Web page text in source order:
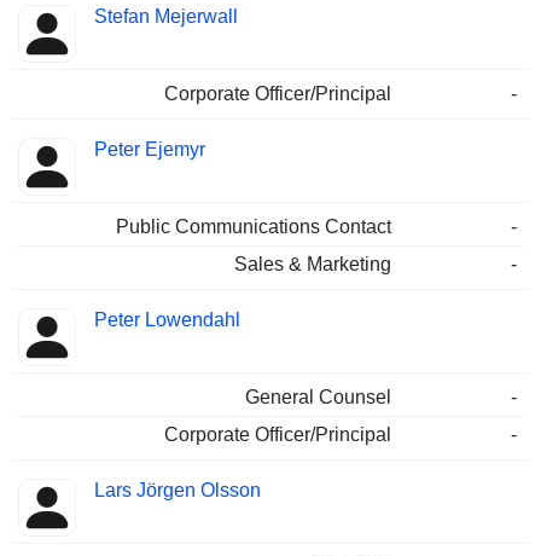
Stefan Mejerwall
Corporate Officer/Principal -
Peter Ejemyr
Public Communications Contact
-
Sales & Marketing
-
Peter Lowendahl
General Counsel
-
Corporate Officer/Principal
-
Lars Jörgen Olsson